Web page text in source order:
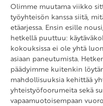
Olimme muutama viikko
työyhteisön kanssa siitä,
etäarjessa. Ensin esille
hetkellä puuttuu:
kokouksissa ei ole yhtä
asiaan paneutumista.
päädyimme kuitenkin
mahdollisuuksia kehittää
yhteistyöfoorumeita sekä
vapaamuotoisempaan